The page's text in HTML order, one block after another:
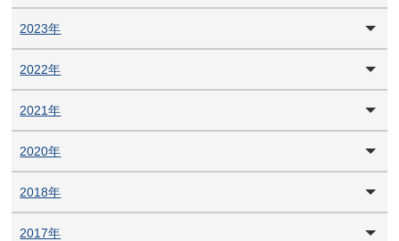
2023年
2022年
2021年
2020年
2018年
2017年